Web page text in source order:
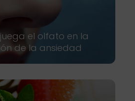
el olfato en la
de la ansiedad